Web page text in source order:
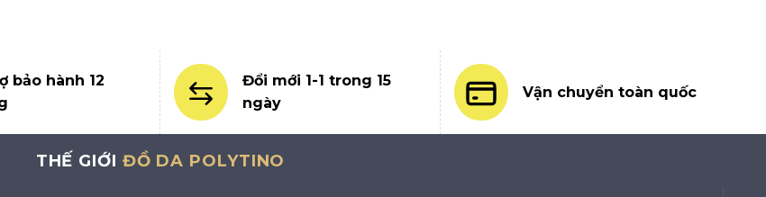
bảo hành 12
Đổi mới 1-1 trong 15
ngày
Vận chuyển toàn quốc
THẾ GIỚI ĐỒ DA POLYTINO